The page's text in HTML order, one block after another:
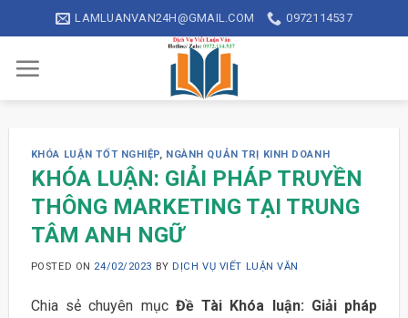
to
content
LAMLUANVAN24H@GMAIL.COM 0972114537
KHÓA LUẬN TỐT NGHIỆP, NGÀNH QUẢN TRỊ KINH DOANH
KHÓA LUẬN: GIẢI PHÁP TRUYỀN
THÔNG MARKETING TẠI TRUNG
TÂM ANH NGỮ
POSTED ON 24/02/2023 BY DỊCH VỤ VIẾT LUẬN VĂN
Chia sẻ chuyên mục Đề Tài Khóa luận: Giải pháp